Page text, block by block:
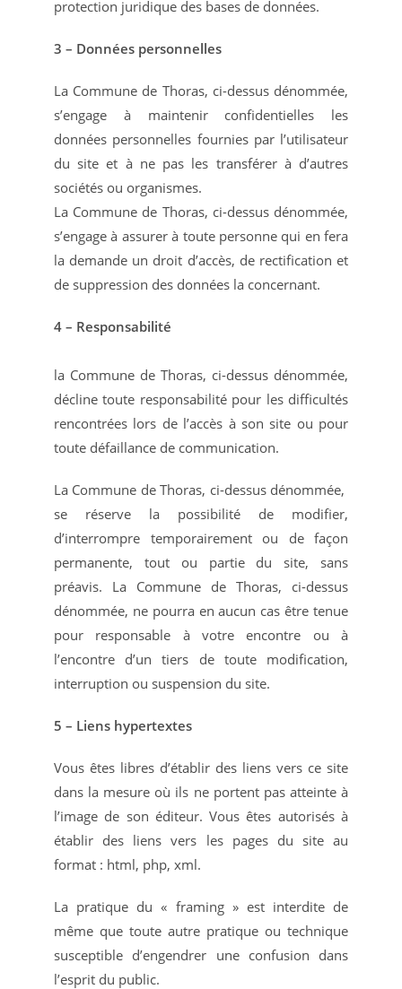
protection juridique des bases de données.
3 – Données personnelles
La Commune de Thoras, ci-dessus dénommée,
s’engage à maintenir confidentielles les
données personnelles fournies par l’utilisateur
du site et à ne pas les transférer à d’autres
sociétés ou organismes.
La Commune de Thoras, ci-dessus dénommée,
s’engage à assurer à toute personne qui en fera
la demande un droit d’accès, de rectification et
de suppression des données la concernant.
4 – Responsabilité
la Commune de Thoras, ci-dessus dénommée,
décline toute responsabilité pour les difficultés
rencontrées lors de l’accès à son site ou pour
toute défaillance de communication.
La Commune de Thoras, ci-dessus dénommée,
se réserve la possibilité de modifier,
d’interrompre temporairement ou de façon
permanente, tout ou partie du site, sans
préavis. La Commune de Thoras, ci-dessus
dénommée, ne pourra en aucun cas être tenue
pour responsable à votre encontre ou à
l’encontre d’un tiers de toute modification,
interruption ou suspension du site.
5 – Liens hypertextes
Vous êtes libres d’établir des liens vers ce site
dans la mesure où ils ne portent pas atteinte à
l’image de son éditeur. Vous êtes autorisés à
établir des liens vers les pages du site au
format : html, php, xml.
La pratique du « framing » est interdite de
même que toute autre pratique ou technique
susceptible d’engendrer une confusion dans
l’esprit du public.